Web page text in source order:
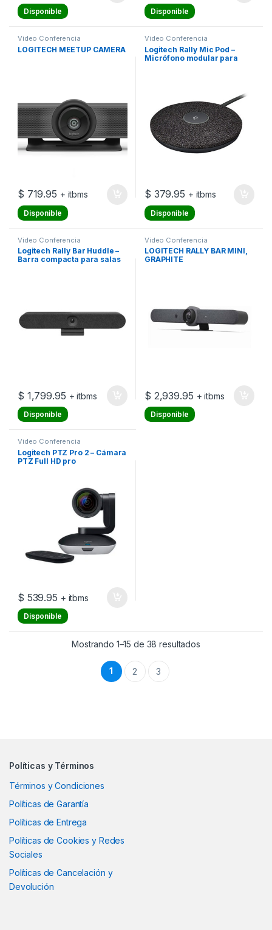
Disponible Disponible
Video Conferencia
LOGITECH MEETUP CAMERA
$ 719.95 + itbms
Disponible
Video Conferencia
Logitech Rally Mic Pod –
Micrófono modular para
$ 379.95 + itbms
Disponible
Video Conferencia
Logitech Rally Bar Huddle –
Barra compacta para salas
$ 1,799.95 + itbms
Disponible
Video Conferencia
LOGITECH RALLY BAR MINI,
GRAPHITE
$ 2,939.95 + itbms
Disponible
Video Conferencia
Logitech PTZ Pro 2 – Cámara
PTZ Full HD pro
$ 539.95 + itbms
Disponible
Mostrando 1–15 de 38 resultadosOrdenado por los
1 2 3
Políticas y Términos
Términos y Condiciones
Políticas de Garantía
Políticas de Entrega
Políticas de Cookies y Redes
Sociales
Políticas de Cancelación y
Devolución